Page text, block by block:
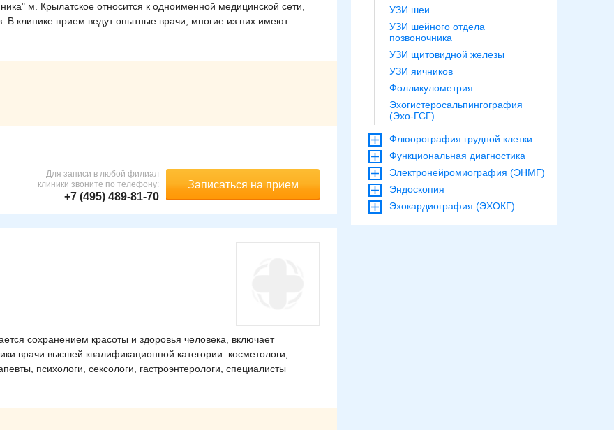
м. Крылатское относится к одноименной медицинской сети,
В клинике прием ведут опытные врачи, многие из них имеют
Записаться на прием
Для записи в любой филиал
клиники звоните по телефону:
+7 (495) 489-81-70
сохранением красоты и здоровья человека, включает
врачи высшей квалификационной категории: косметологи,
психологи, сексологи, гастроэнтерологи, специалисты
УЗИ шеи
УЗИ шейного отдела
позвоночника
УЗИ щитовидной железы
УЗИ яичников
Фолликулометрия
Эхогистеросальпингография
(Эхо-ГСГ)
Флюорография грудной клетки
Функциональная диагностика
Электронейромиография (ЭНМГ)
Эндоскопия
Эхокардиография (ЭХОКГ)